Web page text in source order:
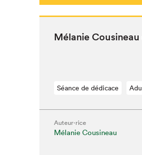
Mélanie
Séance de dédicace
Auteur·rice
Mélanie Cousineau